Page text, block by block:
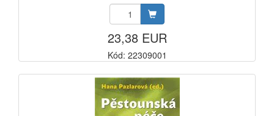
23,38 EUR
Kód: 22309001